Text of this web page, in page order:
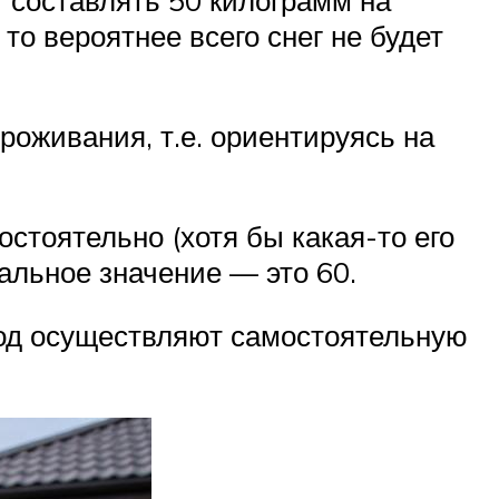
вероятнее всего снег не будет
т.е. ориентируясь на
(хотя бы какая-то его
значение — это 60.
осуществляют самостоятельную